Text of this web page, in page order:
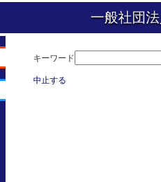
一般社団
キーワード
中止する